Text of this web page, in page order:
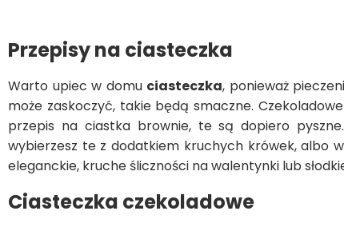
Przepisy na ciasteczka
Warto upiec w domu ciasteczka, ponieważ
może zaskoczyć, takie będą smaczne. Czekoladowe
przepis na ciastka brownie, te są dopiero
wybierzesz te z dodatkiem kruchych krówek, albo
eleganckie, kruche śliczności na walentynki lub
Ciasteczka czekoladowe